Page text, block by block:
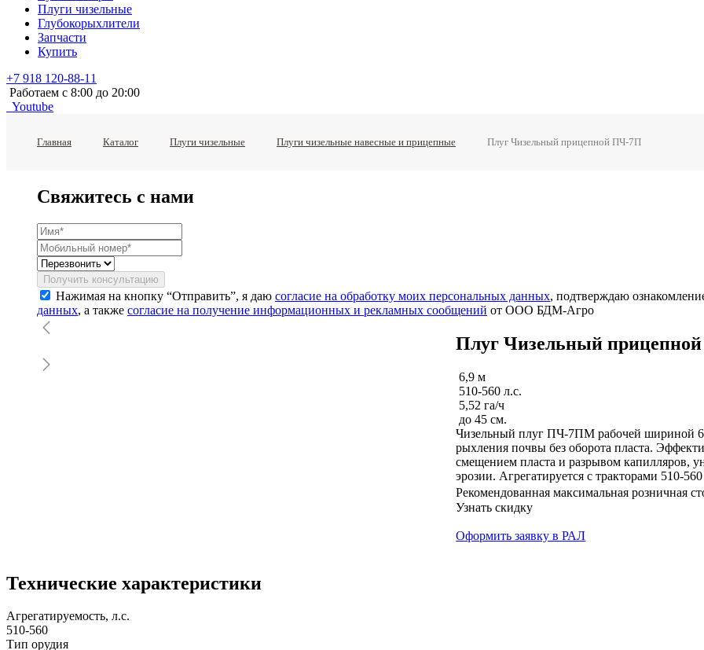
Плуги чизельные
Глубокорыхлители
Запчасти
Купить
+7 918 120-88-11
Работаем c 8:00 до 20:00
Youtube
Главная Каталог Плуги чизельные Плуги чизельные навесные и прицепные Плуг Чизельный прицепной ПЧ-7П
Свяжитесь с нами
Получить консультацию
Нажимая на кнопку “Отправить”, я даю согласие на обработку моих персональных данных, подтверждаю
данных, а также согласие на получение информационных и рекламных сообщений от ООО БДМ-Агро
Плуг Чизельный
6,9 м
510-560 л.с.
5,52 га/ч
до 45 см.
Чизельный плуг ПЧ-7ПМ рабочей шириной
рыхления почвы без оборота пласта.
смещением пласта и разрывом капилляров,
эрозии. Агрегатируется с тракторами 510-560
Рекомендованная максимальная розничная
Узнать скидку
Оформить заявку в РАЛ
Технические характеристики
Агрегатируемость, л.с.
510-560
Тип орудия